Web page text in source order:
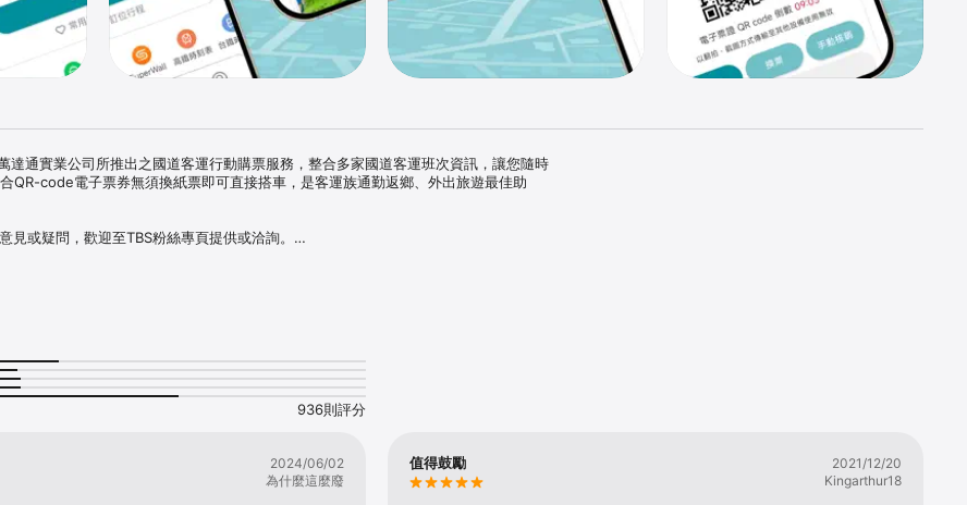
達通實業公司所推出之國道客運行動購票服務，整合多家國道客運班次資訊，讓您隨時
QR-code電子票券無須換紙票即可直接搭車，是客運族通勤返鄉、外出旅遊最佳助
見或疑問，歡迎至TBS粉絲專頁提供或洽詢。
道客運班次資訊
掌握客運搭車位置
電子票券搭車
車票功能
登車免兌換紙票
能
讓您出遊行程更彈性
936則評分
2024/06/02
為什麼這麼廢
值得鼓勵
2021/12/20
Kingarthur18